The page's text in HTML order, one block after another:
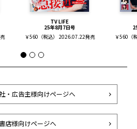
TV LIFE
25年8月7日号
￥560（税込） 2026.07.22発売
￥560（
・広告主様向けページへ
店様向けページへ